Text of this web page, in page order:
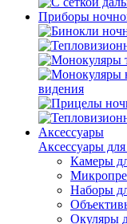
Приборы
видения
Аксессуары
Аксессуары
Камеры
Наборы
Окуляры